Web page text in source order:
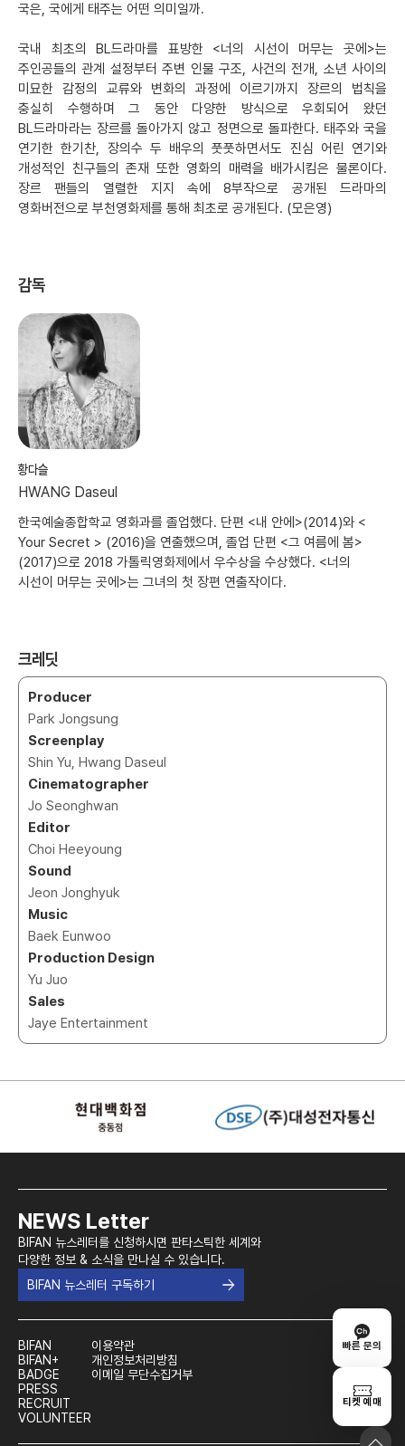
빠른 문의
티켓 예매
국은, 국에게 태주는 어떤 의미일까.
국내 최초의 BL드라마를 표방한 <너의 시선이 머무는 곳에>는
주인공들의 관계 설정부터 주변 인물 구조, 사건의 전개, 소년 사이의
미묘한 감정의 교류와 변화의 과정에 이르기까지 장르의 법칙을
충실히 수행하며 그 동안 다양한 방식으로 우회되어 왔던
BL드라마라는 장르를 돌아가지 않고 정면으로 돌파한다. 태주와 국을
연기한 한기찬, 장의수 두 배우의 풋풋하면서도 진심 어린 연기와
개성적인 친구들의 존재 또한 영화의 매력을 배가시킴은 물론이다.
장르 팬들의 열렬한 지지 속에 8부작으로 공개된 드라마의
영화버전으로 부천영화제를 통해 최초로 공개된다. (모은영)
감독
황다슬
HWANG Daseul
한국예술종합학교 영화과를 졸업했다. 단편 <내 안에>(2014)와 <
Your Secret > (2016)을 연출했으며, 졸업 단편 <그 여름에 봄>
(2017)으로 2018 가톨릭영화제에서 우수상을 수상했다. <너의
시선이 머무는 곳에>는 그녀의 첫 장편 연출작이다.
크레딧
Producer
Park Jongsung
Screenplay
Shin Yu, Hwang Daseul
Cinematographer
Jo Seonghwan
Editor
Choi Heeyoung
Sound
Jeon Jonghyuk
Music
Baek Eunwoo
Production Design
Yu Juo
Sales
Jaye Entertainment
NEWS Letter
BIFAN 뉴스레터를 신청하시면 판타스틱한 세계와
다양한 정보 & 소식을 만나실 수 있습니다.
BIFAN 뉴스레터 구독하기
BIFAN
BIFAN+
BADGE
PRESS
RECRUIT
VOLUNTEER
이용약관
개인정보처리방침
이메일 무단수집거부